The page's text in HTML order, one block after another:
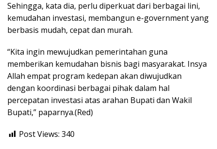
Sehingga, kata dia, perlu diperkuat dari berbagai lini,
kemudahan investasi, membangun e-government yang
berbasis mudah, cepat dan murah.
“Kita ingin mewujudkan pemerintahan guna
memberikan kemudahan bisnis bagi masyarakat. Insya
Allah empat program kedepan akan diwujudkan
dengan koordinasi berbagai pihak dalam hal
percepatan investasi atas arahan Bupati dan Wakil
Bupati,” paparnya.(Red)
Post Views: 340